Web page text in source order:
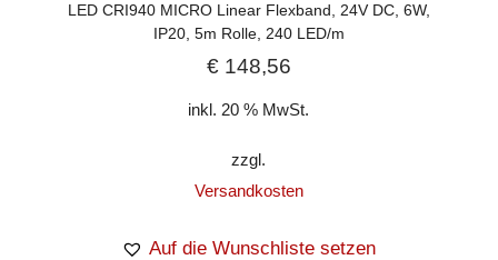
LED CRI940 MICRO Linear Flexband, 24V DC, 6W,
IP20, 5m Rolle, 240 LED/m
€148,56
inkl. 20 % MwSt.
zzgl.
Versandkosten
Auf die Wunschliste setzen